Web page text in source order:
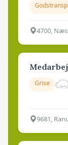
4700,
Grise
9681,